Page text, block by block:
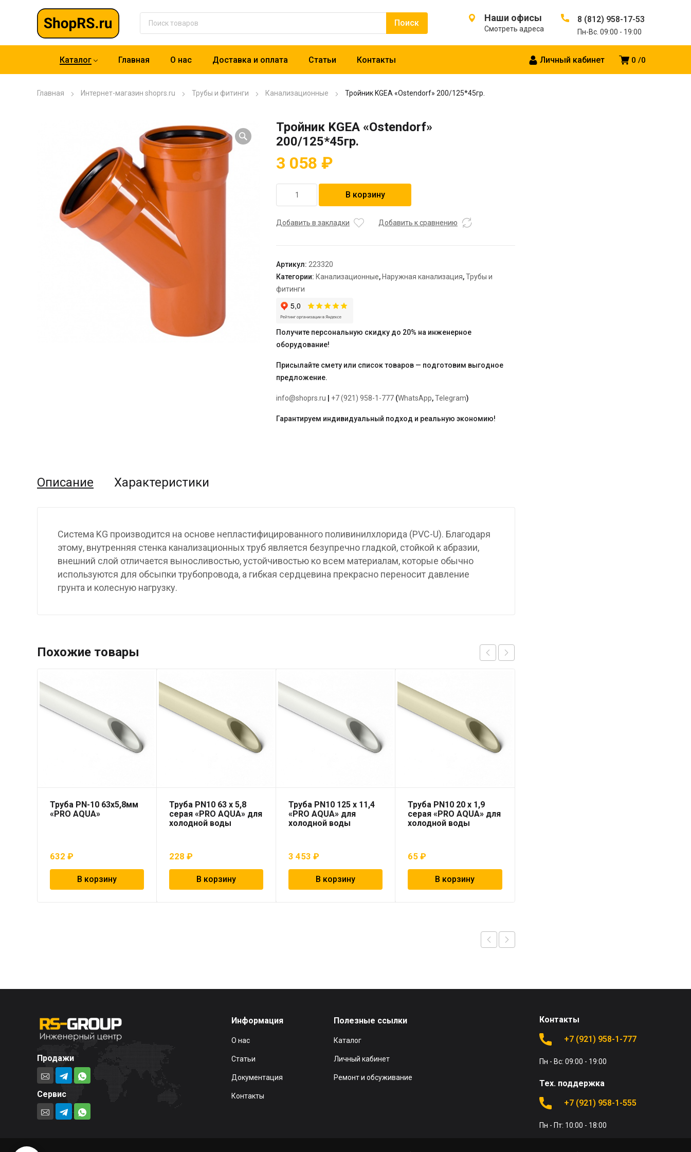
Наши офисы
Смотреть адреса
8 (812) 958-17-53
Пн-Вс. 09:00 - 19:00
0 0
Личный кабинет
Каталог Главная О нас Доставка и оплата Статьи Контакты
Главная Интернет-магазин shoprs.ru Трубы и фитинги Канализационные Тройник KGEA «Ostendorf» 200/125*45гр.
Тройник KGEA «Ostendorf»
200/125*45гр.
3 058 ₽
товара
KGEA
В корзину
Добавить в закладки Добавить к сравнению
Артикул: 223320
Категории: Канализационные, Наружная канализация,Трубы и
фитинги
Получите персональную скидку до 20% на инженерное
оборудование!
Присылайте смету или список товаров — подготовим выгодное
предложение.
info@shoprs.ru +7 (921) 958-1-777 (WhatsApp,Telegram)
Гарантируем индивидуальный подход и реальную экономию!
Описание Характеристики
Система KG производится на основе непластифицированного поливинилхлорида (PVC-U). Благодаря
этому, внутренняя стенка канализационных труб является безупречно гладкой, стойкой к абразии,
внешний слой отличается выносливостью, устойчивостью ко всем материалам, которые обычно
используются для обсыпки трубопровода, а гибкая сердцевина прекрасно переносит давление
грунта и колесную нагрузку.
Похожие товары
Труба PN-10 63х5,8мм
«PRO AQUA»
632 ₽
В корзину
Труба PN10 63 x 5,8
серая «PRO AQUA» для
холодной воды
228₽
В корзину
Труба PN10 125 x 11,4
«PRO AQUA» для
холодной воды
3 453₽
В корзину
Труба PN10 20 x 1,9
серая «PRO AQUA» для
холодной воды
65₽
В корзину
Продажи
Сервис
Информация
О нас
Статьи
Документация
Контакты
Полезные ссылки
Каталог
Личный кабинет
Ремонт и обсуживание
Контакты
+7 (921) 958-1-777
Пн - Вс: 09:00 - 19:00
Тех. поддержка
+7 (921) 958-1-555
Пн - Пт: 10:00 - 18:00